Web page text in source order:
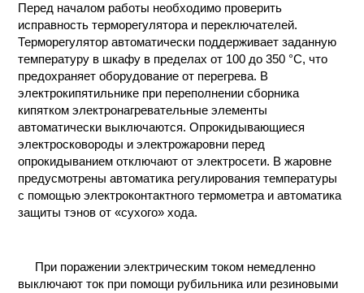
Перед началом работы необходимо проверить
исправность терморегулятора и переключателей.
Терморегулятор автоматически поддерживает заданную
температуру в шкафу в пределах от 100 до 350 °С, что
предохраняет оборудование от перегрева. В
электрокипятильнике при переполнении сборника
кипятком электронагревательные элементы
автоматически выключаются. Опрокидывающиеся
электросковороды и электрожаровни перед
опрокидыванием отключают от электросети. В жаровне
предусмотрены автоматика регулирования температуры
с помощью электроконтактного термометра и автоматика
защиты тэнов от «сухого» хода.
При поражении электрическим током немедленно
выключают ток при помощи рубильника или резиновыми